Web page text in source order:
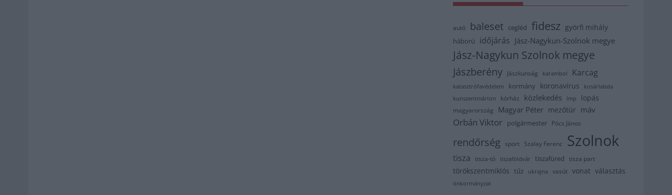
autó baleset cegléd fidesz györfi mihály
háború időjárás Jász-Nagykun-Szolnok megye
Jász-Nagykun Szolnok megye
Jászberény Jászkunság karambol Karcag
katasztrófavédelem kormány koronavírus
kosárlabda
kunszentmárton
kórház közlekedés lmp lopás
magyarország Magyar Péter mezőtúr máv
Orbán Viktor polgármester Pócs János
rendőrség sport Szalay Ferenc Szolnok
tisza tisza-tó tiszaföldvár tiszafüred tisza part
törökszentmiklós tűz ukrajna vasút vonat választás
önkormányzat